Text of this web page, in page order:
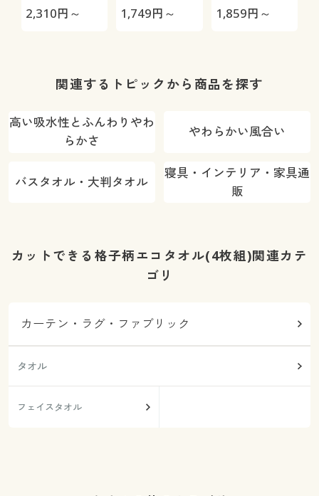
イン)
2,310円～
(吸水・速乾)
1,749円～
ット(抗菌防
1,859円～
関連するトピックから商品を探す
高い吸水性とふんわりやわ
らかさ
やわらかい風合い
バスタオル・大判タオル
寝具・インテリア・家具通
販
カットできる格子柄エコタオル(4枚組)関連カテ
ゴリ
カーテン・ラグ・ファブリック
タオル
フェイスタオル